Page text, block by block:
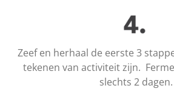
Zeef en herhaal de eerste 3
tekenen van activiteit zijn.
slechts 2 dagen.